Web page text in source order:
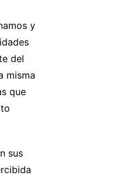
y
del
misma
que
sus